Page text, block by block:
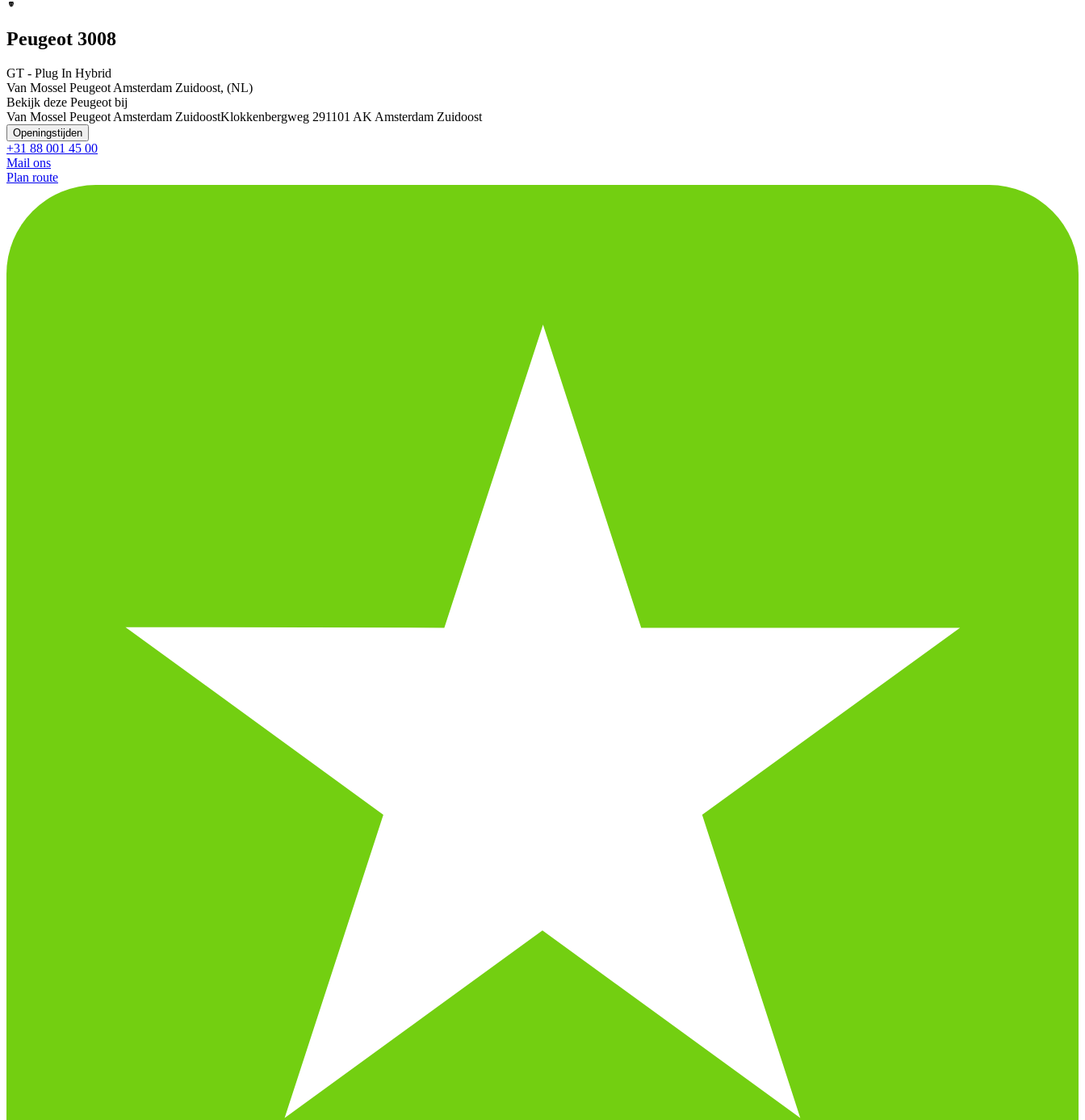
Peugeot 3008
GT - Plug In Hybrid
Van Mossel Peugeot Amsterdam Zuidoost, (NL)
Bekijk deze Peugeot bij
Van Mossel Peugeot Amsterdam ZuidoostKlokkenbergweg 291101 AK Amsterdam Zuidoost
Openingstijden
+31 88 001 45 00
Mail ons
Plan route